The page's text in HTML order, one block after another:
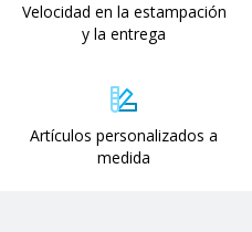
Velocidad en la estampación
y la entrega
Artículos personalizados a
medida